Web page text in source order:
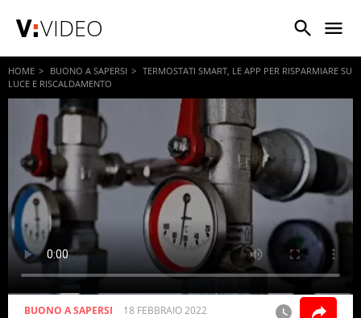
VIDEO
HOME BUONO A SAPERSI
TERMOSTATI SMART, LE APP PER RISPARMIARE SU
LUCE E RISCALDAMENTO
BUONO A SAPERSI 18 FEBBRAIO 2022